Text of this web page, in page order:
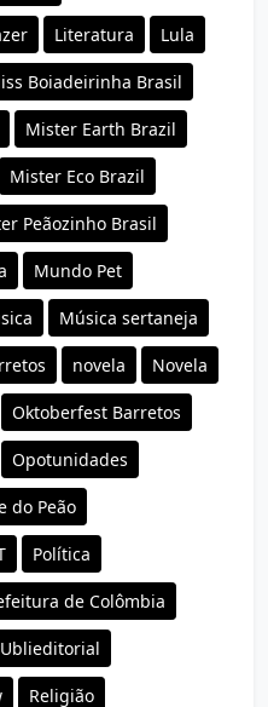
Literatura Lula
Boiadeirinha Brasil
Mister Earth Brazil
Mister Eco Brazil
Peãozinho Brasil
Mundo Pet
Música sertaneja
novela Novela
Oktoberfest Barretos
Opotunidades
do Peão
Política
de Colômbia
Religião